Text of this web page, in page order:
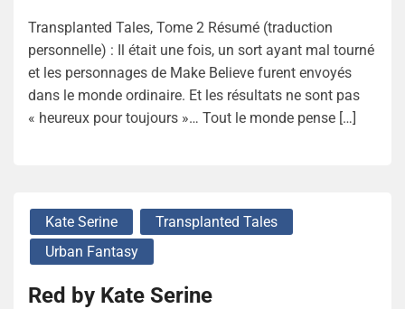
Transplanted Tales, Tome 2 Résumé (traduction
personnelle) : Il était une fois, un sort ayant mal tourné
et les personnages de Make Believe furent envoyés
dans le monde ordinaire. Et les résultats ne sont pas
« heureux pour toujours »… Tout le monde pense […]
Kate Serine
Transplanted Tales
Urban Fantasy
Red by Kate Serine